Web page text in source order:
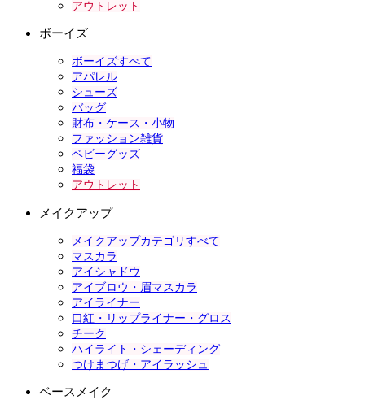
アウトレット
ボーイズ
ボーイズすべて
アパレル
シューズ
バッグ
財布・ケース・小物
ファッション雑貨
ベビーグッズ
福袋
アウトレット
メイクアップ
メイクアップカテゴリすべて
マスカラ
アイシャドウ
アイブロウ・眉マスカラ
アイライナー
口紅・リップライナー・グロス
チーク
ハイライト・シェーディング
つけまつげ・アイラッシュ
ベースメイク